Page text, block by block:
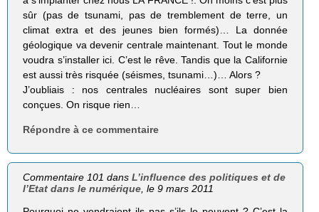
sûr (pas de tsunami, pas de tremblement de terre, un
climat extra et des jeunes bien formés)… La donnée
géologique va devenir centrale maintenant. Tout le monde
voudra s’installer ici. C’est le rêve. Tandis que la Californie
est aussi très risquée (séismes, tsunami…)… Alors ?
J’oubliais : nos centrales nucléaires sont super bien
conçues. On risque rien…
Répondre à ce commentaire
Commentaire 101 dansL’influence des politiques et de
l’Etat dans le numérique, le 9 mars 2011